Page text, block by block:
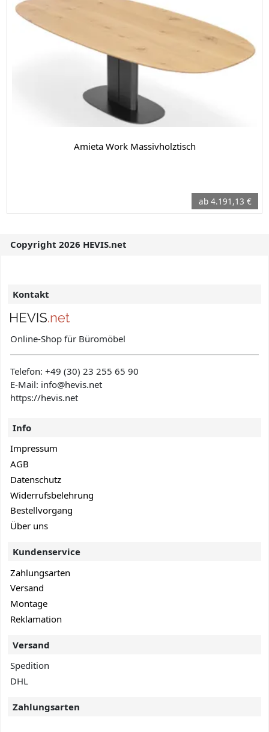
Amieta Work Massivholztisch
ab 4.191,13 €
Copyright 2026 HEVIS.net
Kontakt
Online-Shop für Büromöbel
Telefon:+49 (30) 23 255 65 90
E-Mail: info@hevis.net
https://hevis.net
Info
Impressum
AGB
Datenschutz
Widerrufsbelehrung
Bestellvorgang
Über uns
Kundenservice
Zahlungsarten
Versand
Montage
Reklamation
Versand
Spedition
DHL
Zahlungsarten